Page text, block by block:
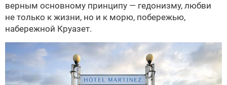
верным основному принципу — гедонизму, любви
не только к жизни, но и к морю, побережью,
набережной Круазет.